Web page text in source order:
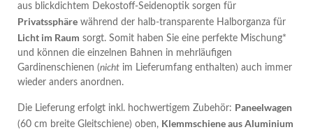
aus blickdichtem Dekostoff-Seidenoptik sorgen für
Privatssphäre während der halb-transparente Halborganza für
Licht im Raum sorgt. Somit haben Sie eine perfekte Mischung*
und können die einzelnen Bahnen in mehrläufigen
Gardinenschienen (nicht im Lieferumfang enthalten) auch immer
wieder anders anordnen.
Die Lieferung erfolgt inkl. hochwertigem Zubehör: Paneelwagen
(60 cm breite Gleitschiene) oben, Klemmschiene aus Aluminium